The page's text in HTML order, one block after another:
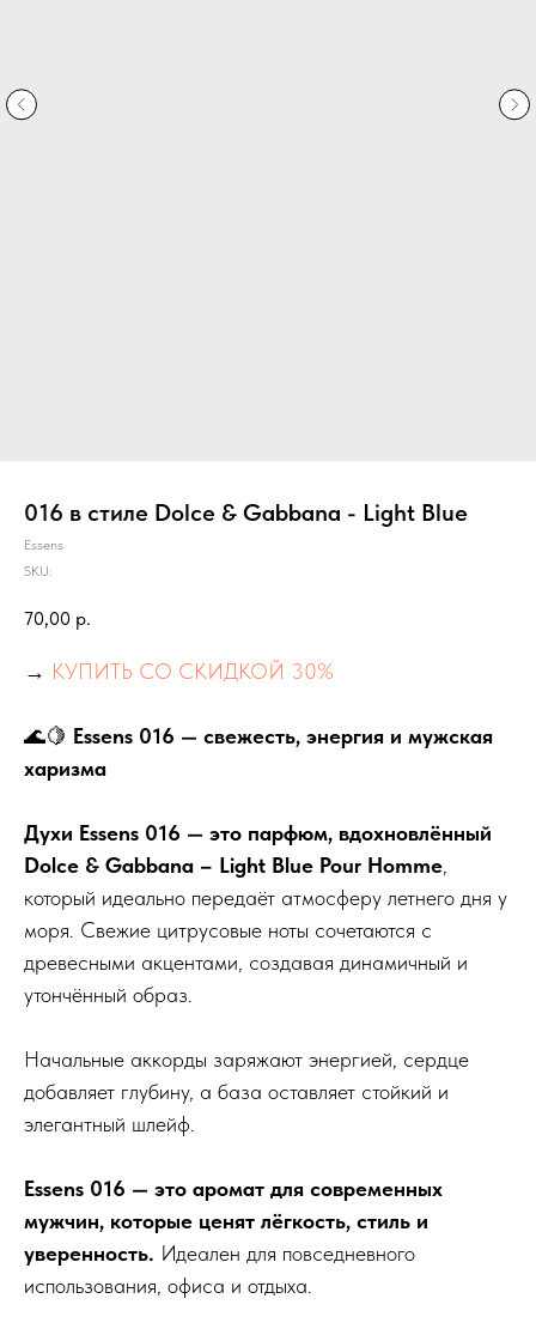
016 в стиле Dolce & Gabbana - Light Blue
Essens
SKU:
70,00 р.
→ КУПИТЬ СО СКИДКОЙ 30%
🌊🍋 Essens 016 — свежесть, энергия и мужская
харизма
Духи Essens 016 — это парфюм, вдохновлённый
Dolce & Gabbana – Light Blue Pour Homme,
который идеально передаёт атмосферу летнего дня у
моря. Свежие цитрусовые ноты сочетаются с
древесными акцентами, создавая динамичный и
утончённый образ.
Начальные аккорды заряжают энергией, сердце
добавляет глубину, а база оставляет стойкий и
элегантный шлейф.
Essens 016 — это аромат для современных
мужчин, которые ценят лёгкость, стиль и
уверенность. Идеален для повседневного
использования, офиса и отдыха.